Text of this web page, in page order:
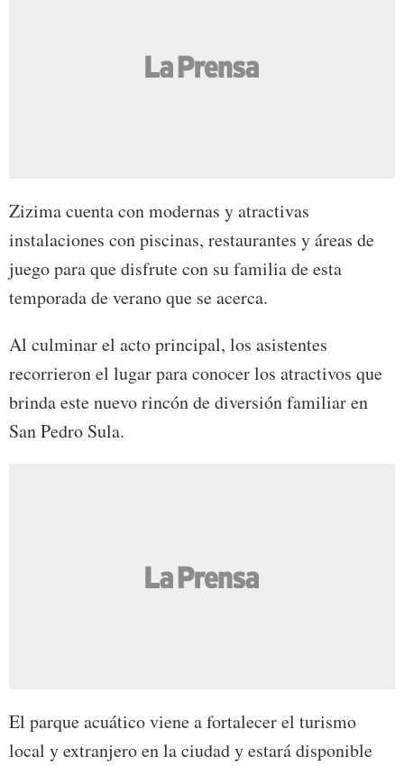
Zizima cuenta con modernas y atractivas
instalaciones con piscinas, restaurantes y áreas de
juego para que disfrute con su familia de esta
temporada de verano que se acerca.
Al culminar el acto principal, los asistentes
recorrieron el lugar para conocer los atractivos que
brinda este nuevo rincón de diversión familiar en
San Pedro Sula.
El parque acuático viene a fortalecer el turismo
local y extranjero en la ciudad y estará disponible